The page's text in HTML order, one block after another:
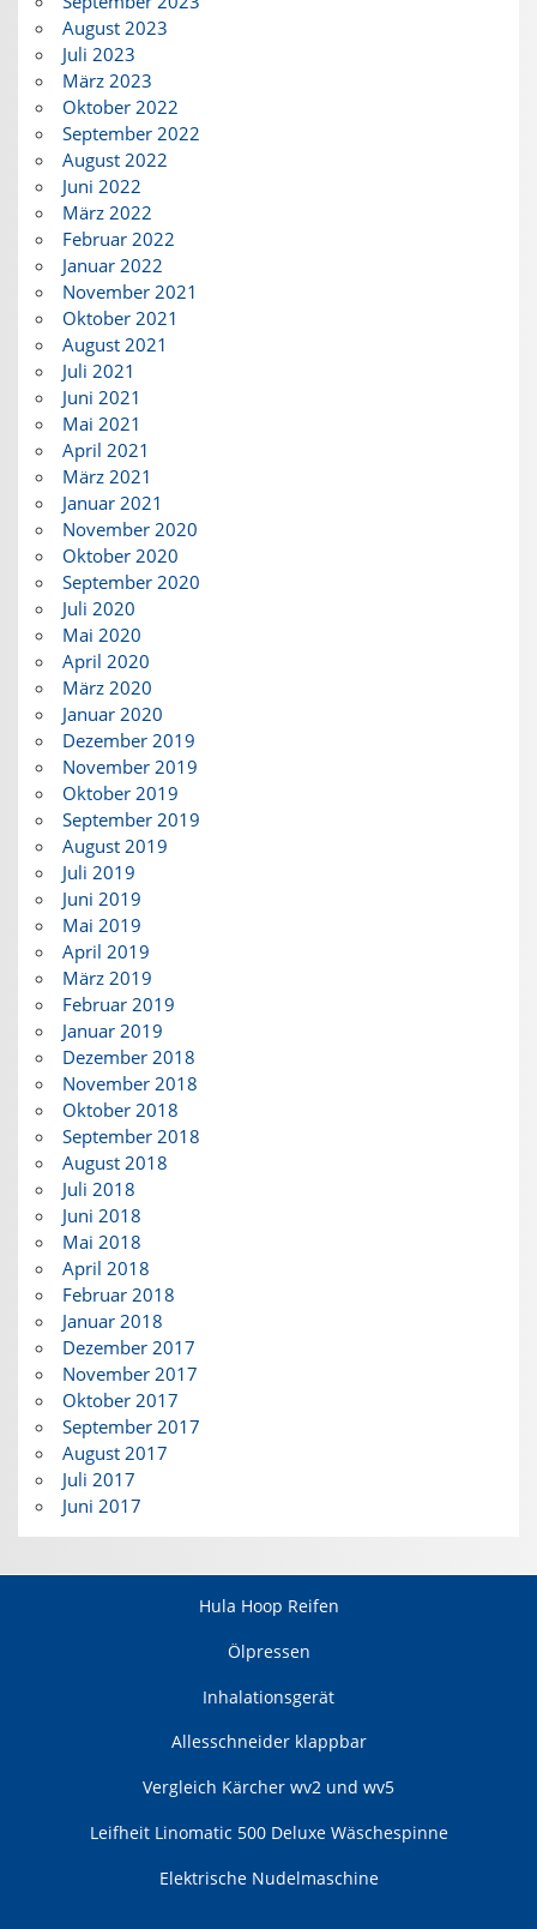
August 2023
Juli 2023
März 2023
Oktober 2022
September 2022
August 2022
Juni 2022
März 2022
Februar 2022
Januar 2022
November 2021
Oktober 2021
August 2021
Juli 2021
Juni 2021
Mai 2021
April 2021
März 2021
Januar 2021
November 2020
Oktober 2020
September 2020
Juli 2020
Mai 2020
April 2020
März 2020
Januar 2020
Dezember 2019
November 2019
Oktober 2019
September 2019
August 2019
Juli 2019
Juni 2019
Mai 2019
April 2019
März 2019
Februar 2019
Januar 2019
Dezember 2018
November 2018
Oktober 2018
September 2018
August 2018
Juli 2018
Juni 2018
Mai 2018
April 2018
Februar 2018
Januar 2018
Dezember 2017
November 2017
Oktober 2017
September 2017
August 2017
Juli 2017
Juni 2017
Hula Hoop Reifen
Ölpressen
Inhalationsgerät
Allesschneider klappbar
Vergleich Kärcher wv2 und wv5
Leifheit Linomatic 500 Deluxe Wäschespinne
Elektrische Nudelmaschine